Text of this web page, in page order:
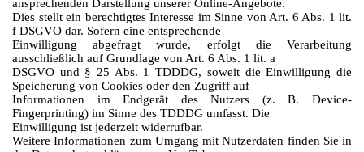
ansprechenden Darstellung unserer Online-Angebote.
Dies stellt ein berechtigtes Interesse im Sinne von Art. 6 Abs. 1 lit.
f DSGVO dar. Sofern eine entsprechende
Einwilligung abgefragt wurde, erfolgt die Verarbeitung
ausschließlich auf Grundlage von Art. 6 Abs. 1 lit. a
DSGVO und § 25 Abs. 1 TDDDG, soweit die Einwilligung die
Speicherung von Cookies oder den Zugriff auf
Informationen im Endgerät des Nutzers (z. B. Device-
Fingerprinting) im Sinne des TDDDG umfasst. Die
Einwilligung ist jederzeit widerrufbar.
Weitere Informationen zum Umgang mit Nutzerdaten finden Sie in